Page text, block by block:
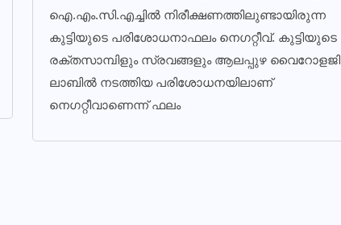
ഐ.എം.സി.എച്ചില്‍ നിരീക്ഷണത്തിലുണ്ടായിരുന്ന
കുട്ടിയുടെ പരിശോധനാഫലം നെഗറ്റീവ്. കുട്ടിയുടെ
രക്തസാമ്പിളും സ്രവങ്ങളും ആലപ്പുഴ വൈറോളജി
ലാബില്‍ നടത്തിയ പരിശോധനയിലാണ്
നെഗറ്റീവാണെന്ന് ഫലം